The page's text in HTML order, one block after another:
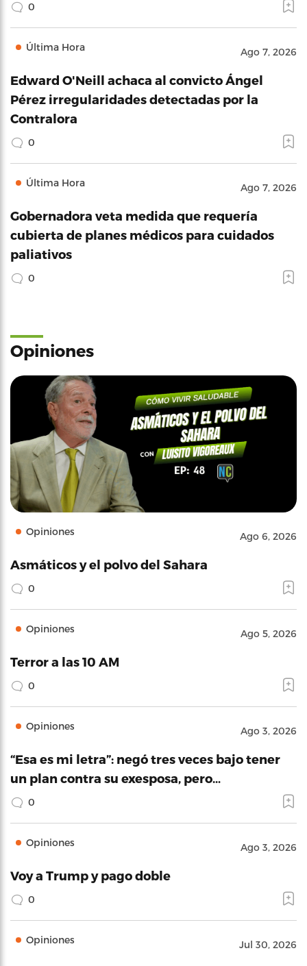
0
Última Hora Ago 7, 2026
Edward O'Neill achaca al convicto Ángel
Pérez irregularidades detectadas por la
Contralora
0
Última Hora Ago 7, 2026
Gobernadora veta medida que requería
cubierta de planes médicos para cuidados
paliativos
0
Opiniones
Opiniones Ago 6, 2026
Asmáticos y el polvo del Sahara
0
Opiniones Ago 5, 2026
Terror a las 10 AM
0
Opiniones Ago 3, 2026
“Esa es mi letra”: negó tres veces bajo tener
un plan contra su exesposa, pero…
0
Opiniones Ago 3, 2026
Voy a Trump y pago doble
0
Opiniones Jul 30, 2026